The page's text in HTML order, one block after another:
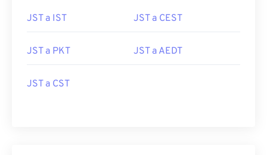
JST a IST JST a CEST
JST a PKT JST a AEDT
JST a CST